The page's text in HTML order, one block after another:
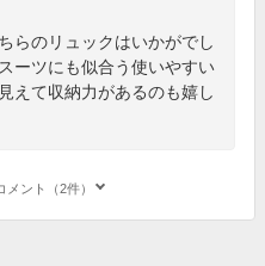
らのリュックはいかがでし
ーツにも似合う使いやすい
えて収納力があるのも嬉し
ント（2件）